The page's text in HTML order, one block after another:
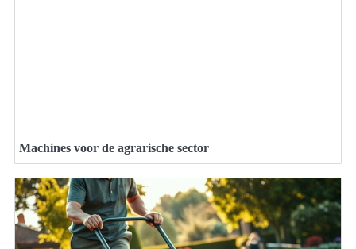
Machines voor de agrarische sector